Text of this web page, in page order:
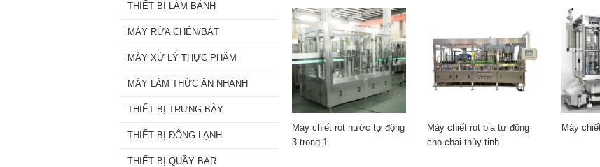
THIẾT BỊ LÀM BÁNH
MÁY RỬA CHÉN/BÁT
MÁY XỬ LÝ THỰC PHẨM
MÁY LÀM THỨC ĂN NHANH
THIẾT BỊ TRƯNG BÀY
THIẾT BỊ ĐÔNG LẠNH
THIẾT BỊ QUẦY BAR
Máy chiết rót nước tự động
3 trong 1
Máy chiết rót bia tự động
cho chai thủy tinh
Máy